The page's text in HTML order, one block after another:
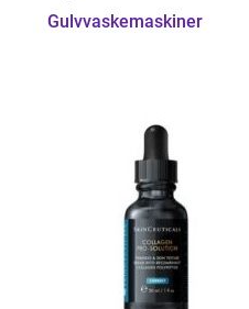
Gulvvaskemaskiner